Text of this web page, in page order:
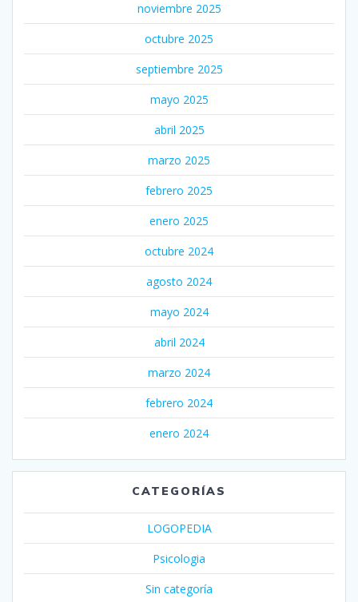
noviembre 2025
octubre 2025
septiembre 2025
mayo 2025
abril 2025
marzo 2025
febrero 2025
enero 2025
octubre 2024
agosto 2024
mayo 2024
abril 2024
marzo 2024
febrero 2024
enero 2024
CATEGORÍAS
LOGOPEDIA
Psicologia
Sin categoría